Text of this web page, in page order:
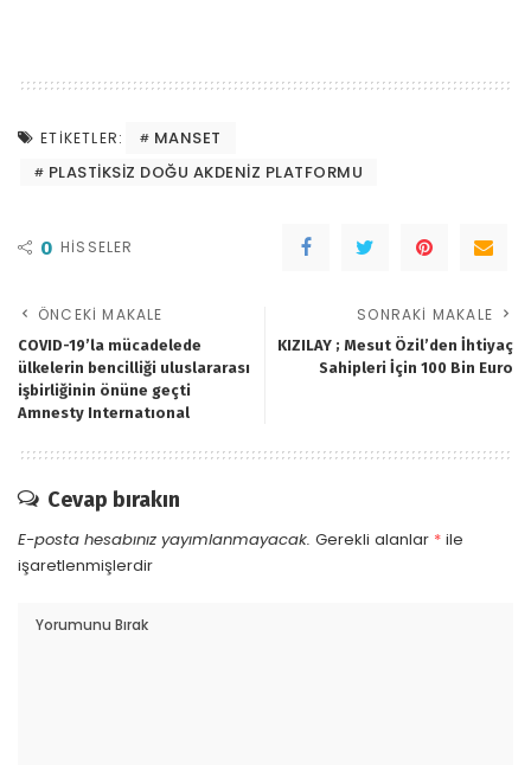
ETIKETLER:
MANSET
PLASTİKSİZ DOĞU AKDENİZ PLATFORMU
0 HISSELER
ÖNCEKI MAKALE
COVID-19’la mücadelede
ülkelerin bencilliği uluslararası
işbirliğinin önüne geçti
Amnesty Internatıonal
SONRAKI MAKALE
KIZILAY ; Mesut Özil’den İhtiyaç
Sahipleri İçin 100 Bin Euro
Cevap bırakın
E-posta hesabınız yayımlanmayacak. Gerekli alanlar * ile
işaretlenmişlerdir